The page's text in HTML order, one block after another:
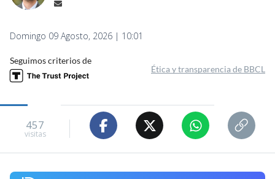
Domingo 09 Agosto, 2026 | 10:01
Seguimos criterios de
Ética y transparencia de BBCL
457
visitas